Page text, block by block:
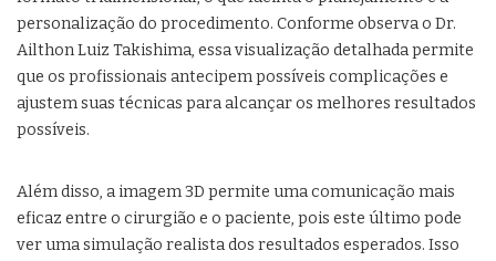
personalização do procedimento. Conforme observa o Dr.
Ailthon Luiz Takishima, essa visualização detalhada permite
que os profissionais antecipem possíveis complicações e
ajustem suas técnicas para alcançar os melhores resultados
possíveis.
Além disso, a imagem 3D permite uma comunicação mais
eficaz entre o cirurgião e o paciente, pois este último pode
ver uma simulação realista dos resultados esperados. Isso